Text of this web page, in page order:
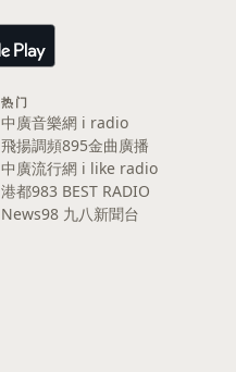
热门
中廣音樂網 i radio
飛揚調頻895金曲廣播
中廣流行網 i like radio
港都983 BEST RADIO
News98 九八新聞台